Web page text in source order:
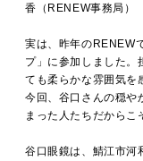
香（RENEW事務局）
実は、昨年のRENEW
プ」に参加しました。
ても柔らかな雰囲気を
今回、谷口さんの穏や
まった人たちだからこ
谷口眼鏡は、鯖江市河